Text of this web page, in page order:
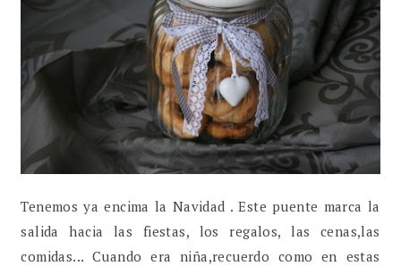
Tenemos ya encima la Navidad . Este puente marca la
salida hacia las fiestas, los regalos, las cenas,las
comidas... Cuando era niña,recuerdo como en estas